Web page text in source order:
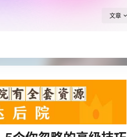
文章